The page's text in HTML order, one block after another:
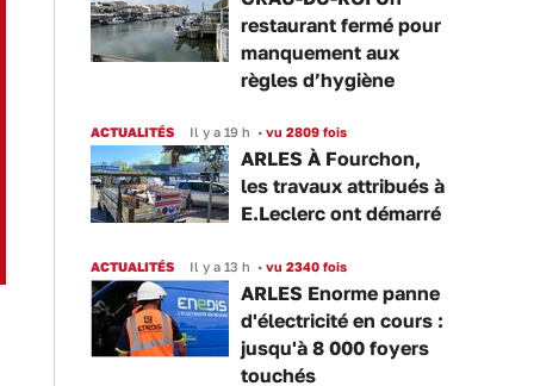
restaurant fermé pour
manquement aux
règles d’hygiène
ACTUALITÉS Il y a 19 h • vu 2809 fois
ARLES À Fourchon,
les travaux attribués à
E.Leclerc ont démarré
ACTUALITÉS Il y a 13 h • vu 2340 fois
ARLES Enorme panne
d'électricité en cours :
jusqu'à 8 000 foyers
touchés